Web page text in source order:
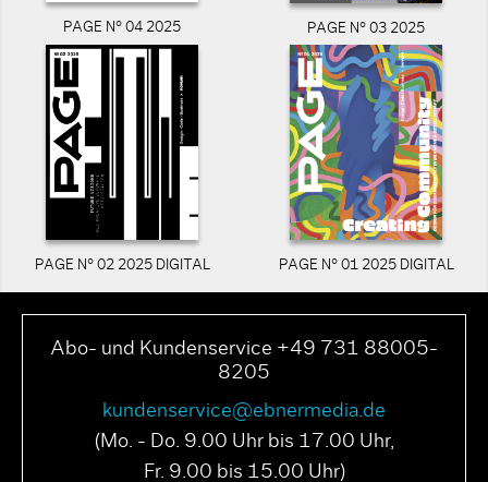
PAGE N° 04 2025 PAGE N° 03 2025
PAGE N° 02 2025 DIGITAL PAGE N° 01 2025 DIGITAL
Abo- und Kundenservice +49 731 88005-
8205
kundenservice@ebnermedia.de
(Mo. - Do. 9.00 Uhr bis 17.00 Uhr,
Fr. 9.00 bis 15.00 Uhr)